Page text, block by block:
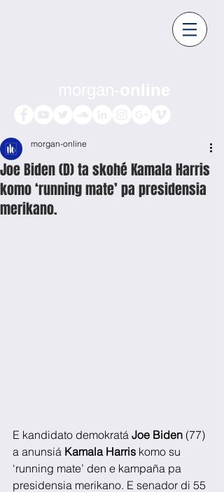
Joe Biden (D) ta skohé Kamala Harris
komo ‘running mate’ pa presidensia
merikano.
morgan-online
E kandidato demokratá Joe Biden (77)
a anunsiá Kamala Harris komo su
‘running mate’ den e kampaña pa
presidensia merikano. E senador di 55